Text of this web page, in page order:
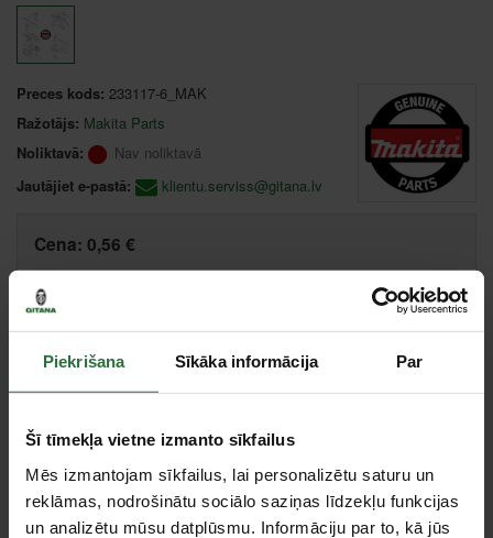
Piekrišana Sīkāka informācija Par
Šī tīmekļa vietne izmanto sīkfailus
Mēs izmantojam sīkfailus, lai personalizētu saturu un
reklāmas, nodrošinātu sociālo saziņas līdzekļu funkcijas
un analizētu mūsu datplūsmu. Informāciju par to, kā jūs
Preces kods: 233117-6_MAK
Ražotājs: Makita Parts
Noliktavā:
Nav noliktavā
Jautājiet e-pastā:
klientu.serviss@gitana.lv
Cena: 0,56 €
Paziņot, kad prece ir pieejama
Tie, kas apskatīja šo preci, tāpat interesējās par...